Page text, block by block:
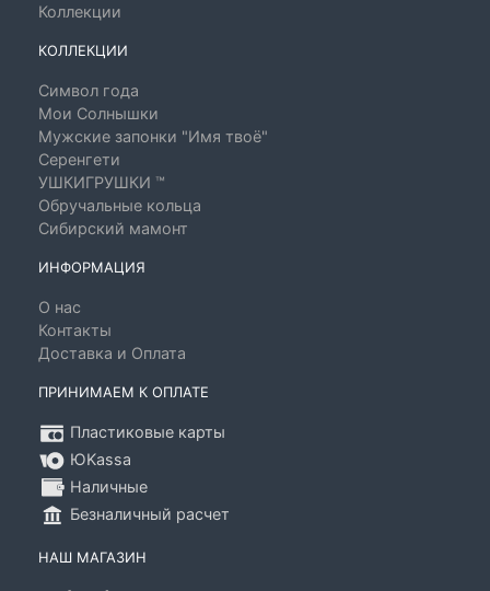
Коллекции
КОЛЛЕКЦИИ
Символ года
Мои Солнышки
Мужские запонки "Имя твоё"
Серенгети
УШКИГРУШКИ ™
Обручальные кольца
Сибирский мамонт
ИНФОРМАЦИЯ
О нас
Контакты
Доставка и Оплата
ПРИНИМАЕМ К ОПЛАТЕ
Пластиковые карты
ЮKassa
Наличные
Безналичный расчет
НАШ МАГАЗИН